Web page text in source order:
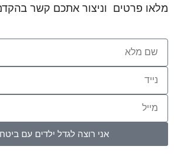
מלאו פרטים וניצור אתכם קשר
אני רוצה לגדל ילדים עם